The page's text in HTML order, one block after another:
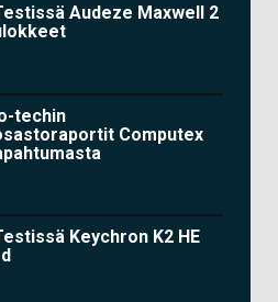
Audeze Maxwell 2
techin
Computex
Keychron K2 HE